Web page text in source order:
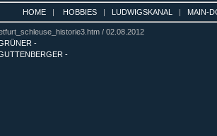
HOME | HOBBIES | LUDWIGSKANAL | MAIN-
/ 02.08.2012
-
-